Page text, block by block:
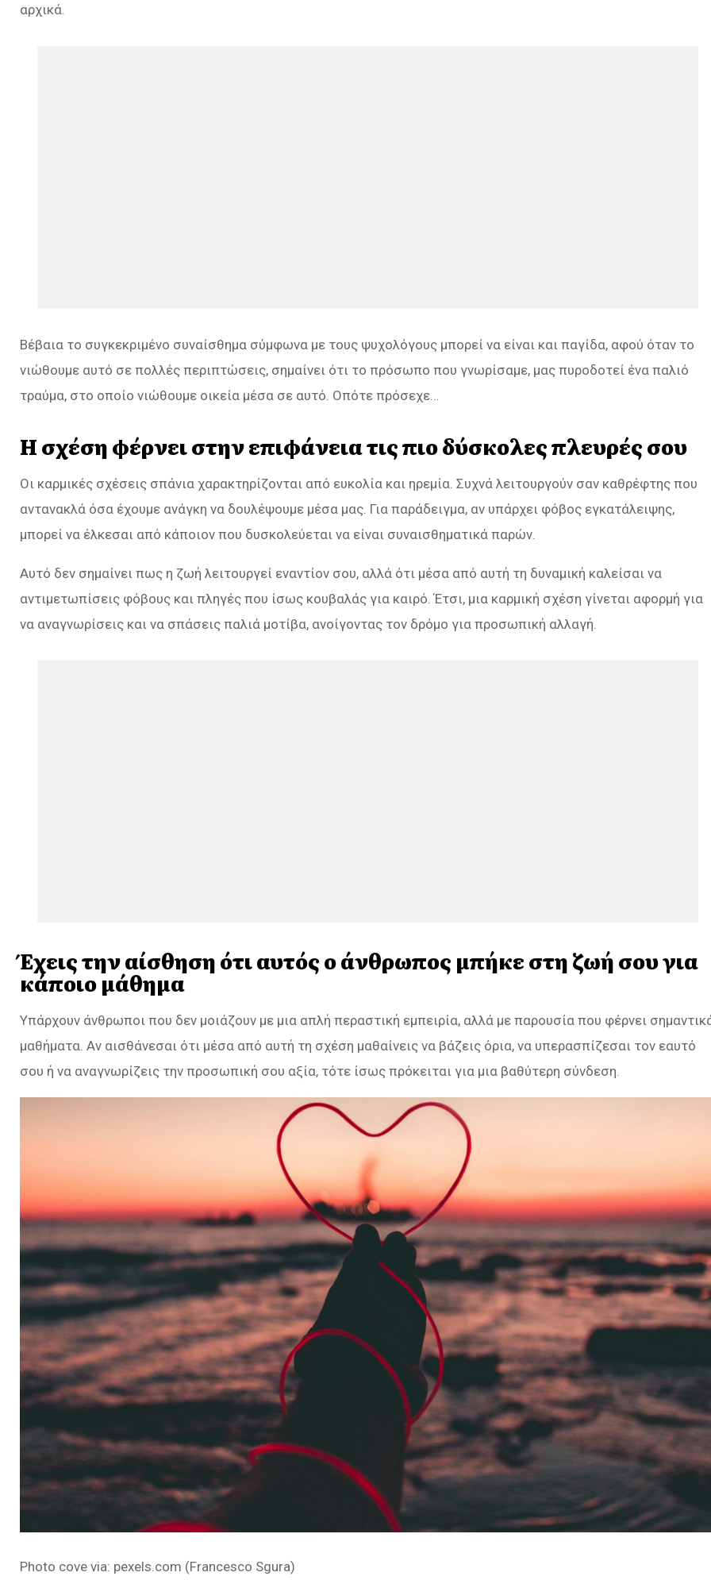
αρχικά.
Βέβαια το συγκεκριμένο συναίσθημα σύμφωνα με τους ψυχολόγους μπορεί να είναι και παγίδα, αφού όταν το
νιώθουμε αυτό σε πολλές περιπτώσεις, σημαίνει ότι το πρόσωπο που γνωρίσαμε, μας πυροδοτεί ένα παλιό
τραύμα, στο οποίο νιώθουμε οικεία μέσα σε αυτό. Οπότε πρόσεχε…
Η σχέση φέρνει στην επιφάνεια τις πιο δύσκολες πλευρές σου
Οι καρμικές σχέσεις σπάνια χαρακτηρίζονται από ευκολία και ηρεμία. Συχνά λειτουργούν σαν καθρέφτης που
αντανακλά όσα έχουμε ανάγκη να δουλέψουμε μέσα μας. Για παράδειγμα, αν υπάρχει φόβος εγκατάλειψης,
μπορεί να έλκεσαι από κάποιον που δυσκολεύεται να είναι συναισθηματικά παρών.
Αυτό δεν σημαίνει πως η ζωή λειτουργεί εναντίον σου, αλλά ότι μέσα από αυτή τη δυναμική καλείσαι να
αντιμετωπίσεις φόβους και πληγές που ίσως κουβαλάς για καιρό. Έτσι, μια καρμική σχέση γίνεται αφορμή για
να αναγνωρίσεις και να σπάσεις παλιά μοτίβα, ανοίγοντας τον δρόμο για προσωπική αλλαγή.
Έχεις την αίσθηση ότι αυτός ο άνθρωπος μπήκε στη ζωή σου για
κάποιο μάθημα
Υπάρχουν άνθρωποι που δεν μοιάζουν με μια απλή περαστική εμπειρία, αλλά με παρουσία που φέρνει
μαθήματα. Αν αισθάνεσαι ότι μέσα από αυτή τη σχέση μαθαίνεις να βάζεις όρια, να υπερασπίζεσαι τον εαυτό
σου ή να αναγνωρίζεις την προσωπική σου αξία, τότε ίσως πρόκειται για μια βαθύτερη σύνδεση.
Photo cove via: pexels.com (Francesco Sgura)